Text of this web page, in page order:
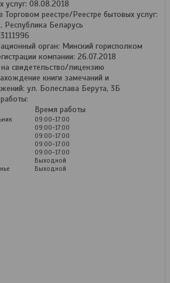
услуг: 08.08.2018
Торговом реестре/Реестре бытовых услуг:
Республика Беларусь
орган: Минский горисполком
компании: 26.07.2018
свидетельство/лицензию
книги замечаний и
ул. Болеслава Берута, 3Б
Время работы
09:00-17:00
09:00-17:00
09:00-17:00
09:00-17:00
09:00-17:00
Выходной
Выходной